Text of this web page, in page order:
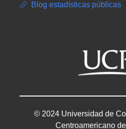
Blog estadísticas públicas
© 2024 Universidad de
Centroamericano